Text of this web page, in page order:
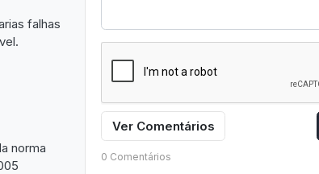
falhas
norma
Ver Comentários
0 Comentários